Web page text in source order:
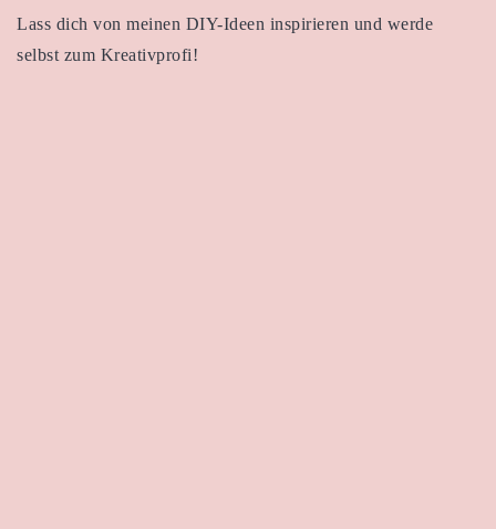
Lass dich von meinen DIY-Ideen inspirieren und werde
selbst zum Kreativprofi!